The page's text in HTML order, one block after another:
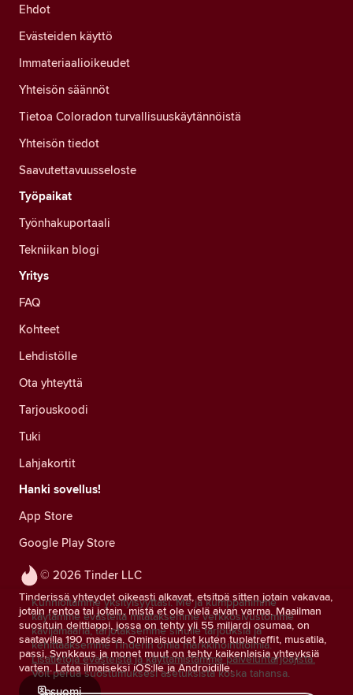
© 2026 Tinder LLC
Tinderissä yhteydet oikeasti alkavat, etsitpä sitten jotain vakavaa,
jotain rentoa tai jotain, mistä et ole vielä aivan varma. Maailman
suosituin deittiappi, jossa on tehty yli 55 miljardi osumaa, on
saatavilla 190 maassa. Ominaisuudet kuten tuplatreffit, musatila,
passi, Synkkaus ja monet muut on tehty kaikenlaisia yhteyksiä
varten. Lataa ilmaiseksi iOS:lle ja Androidille.
suomi
Ehdot
Evästeiden käyttö
Immateriaalioikeudet
Yhteisön säännöt
Tietoa Coloradon turvallisuuskäytännöistä
Yhteisön tiedot
Saavutettavuusseloste
Työpaikat
Työnhakuportaali
Tekniikan blogi
Yritys
FAQ
Kohteet
Lehdistölle
Ota yhteyttä
Tarjouskoodi
Tuki
Lahjakortit
Hanki sovellus!
App Store
Google Play Store
Kunnioitamme yksityisyyttäsi. Me ja kumppanimme
käytämme evästeitä mitataksemme verkkosivustomme
kävijämääriä, tarjotaksemme sinulle tarjouksia ja
kehittääksemme Tinderin omia markkinointitoimia.
Lisätietoja evästeistä ja käyttämistämme palveluntarjoajista.
Voit perua suostumuksesi asetuksista koska tahansa.